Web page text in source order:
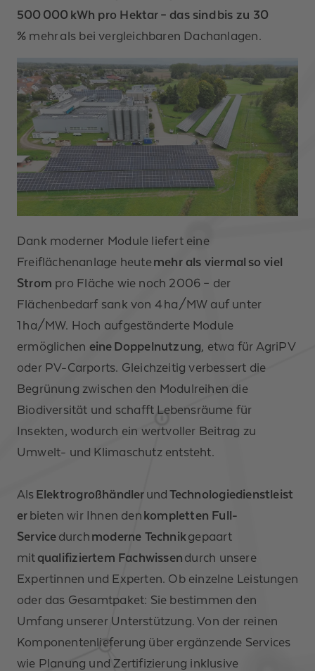
500 000 kWh pro Hektar – das sind bis zu 30
% mehr als bei vergleichbaren Dachanlagen.
Dank moderner Module liefert eine
Freiflächenanlage heutemehr als viermal so viel
Strom pro Fläche wie noch 2006 – der
Flächenbedarf sank von 4 ha/MW auf unter
1 ha/MW. Hoch aufgeständerte Module
ermöglichen eine Doppelnutzung, etwa für AgriPV
oder PV-Carports. Gleichzeitig verbessert die
Begrünung zwischen den Modulreihen die
Biodiversität und schafft Lebensräume für
Insekten, wodurch ein wertvoller Beitrag zu
Umwelt- und Klimaschutz entsteht.
Als Elektrogroßhändler und Technologiedienstleist
er bieten wir Ihnen den kompletten Full-
Service durch moderne Technikgepaart
mit qualifiziertem Fachwissen durch unsere
Expertinnen und Experten. Ob einzelne Leistungen
oder das Gesamtpaket: Sie bestimmen den
Umfang unserer Unterstützung. Von der reinen
Komponentenlieferung über ergänzende Services
wie Planung und Zertifizierung inklusive